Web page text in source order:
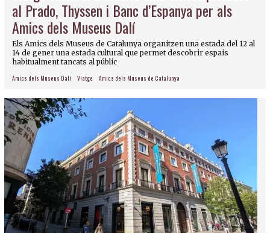
al Prado, Thyssen i Banc d’Espanya per als
Amics dels Museus Dalí
Els Amics dels Museus de Catalunya organitzen una estada del 12 al
14 de gener una estada cultural que permet descobrir espais
habitualment tancats al públic
Amics dels Museus Dalí Viatge Amics dels Museus de Catalunya